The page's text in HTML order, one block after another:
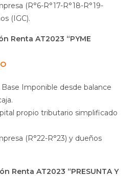
(R°6-R°17-R°18-R°19-
(IGC).
Renta AT2023 “PYME
Imponible desde balance
propio tributario simplificado
(R°22-R°23) y dueños
Renta AT2023 “PRESUNTA Y